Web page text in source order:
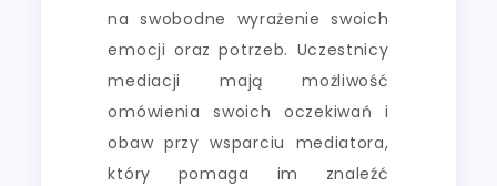
na swobodne wyrażenie swoich
emocji oraz potrzeb. Uczestnicy
mediacji mają możliwość
omówienia swoich oczekiwań i
obaw przy wsparciu mediatora,
który pomaga im znaleźć